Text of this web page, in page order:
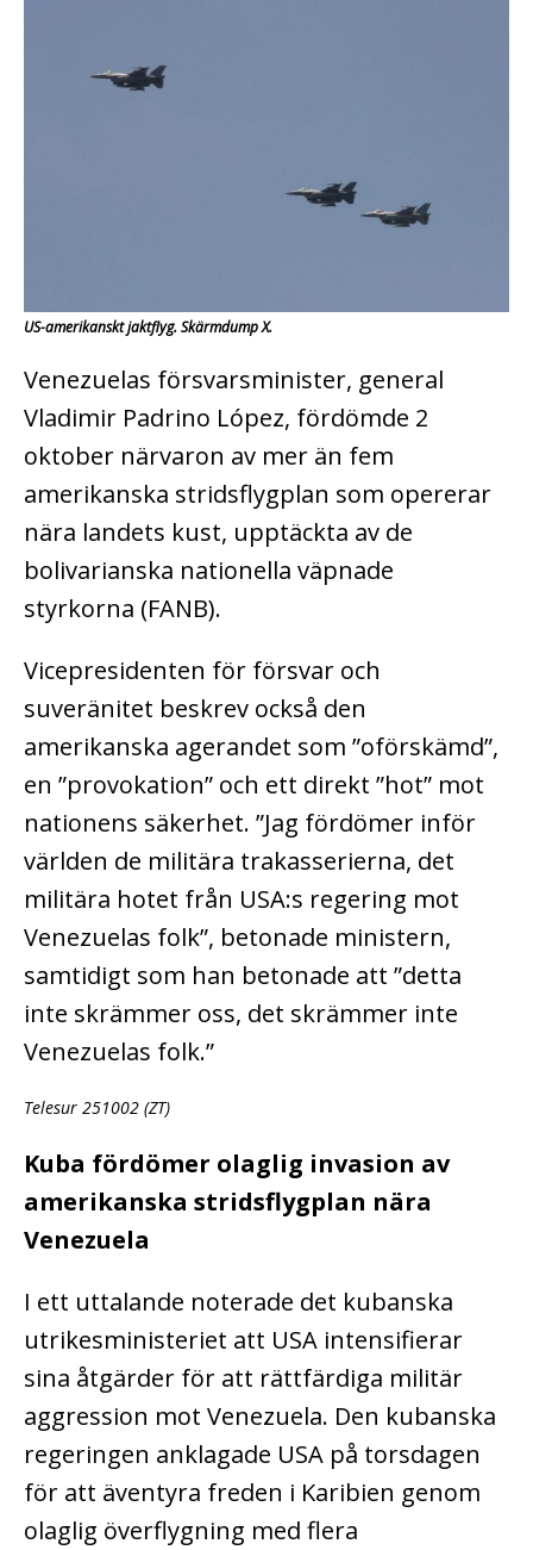
US-amerikanskt jaktflyg. Skärmdump X.
Venezuelas försvarsminister, general
Vladimir Padrino López, fördömde 2
oktober närvaron av mer än fem
amerikanska stridsflygplan som opererar
nära landets kust, upptäckta av de
bolivarianska nationella väpnade
styrkorna (FANB).
Vicepresidenten för försvar och
suveränitet beskrev också den
amerikanska agerandet som ”oförskämd”,
en ”provokation” och ett direkt ”hot” mot
nationens säkerhet. ”Jag fördömer inför
världen de militära trakasserierna, det
militära hotet från USA:s regering mot
Venezuelas folk”, betonade ministern,
samtidigt som han betonade att ”detta
inte skrämmer oss, det skrämmer inte
Venezuelas folk.”
Telesur 251002 (ZT)
Kuba fördömer olaglig invasion av
amerikanska stridsflygplan nära
Venezuela
I ett uttalande noterade det kubanska
utrikesministeriet att USA intensifierar
sina åtgärder för att rättfärdiga militär
aggression mot Venezuela. Den kubanska
regeringen anklagade USA på torsdagen
för att äventyra freden i Karibien genom
olaglig överflygning med flera